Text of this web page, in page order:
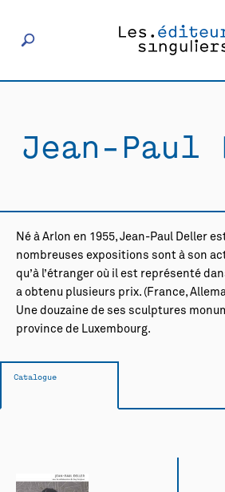
Éditeurs
Actualités
Rencontres
Jean-Paul
Né à Arlon en 1955, Jean-Paul Deller
nombreuses expositions sont à son
qu’à l’étranger où il est représenté
a obtenu plusieurs prix. (France,
Une douzaine de ses sculptures
province de Luxembourg.
Catalogue